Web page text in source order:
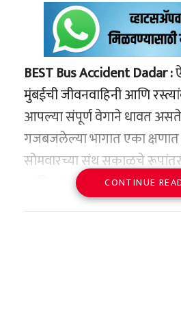
BEST Bus Accident Dadar :
मुंबईची जीवनवाहिनी आणि
आपल्या संपूर्ण वेगाने धावत
गजबजलेल्या भागात एका क्षणात
सोमवारच्या संथ सकाळचे
आणि धावपळीत होईल, अशी
नव्हती. दादर (पश्चिम) येथील
CONTINUE